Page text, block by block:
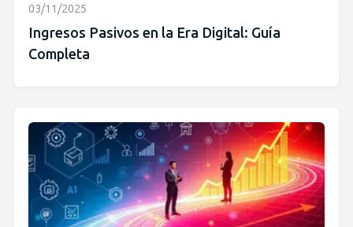
03/11/2025
Ingresos Pasivos en la Era Digital: Guía
Completa